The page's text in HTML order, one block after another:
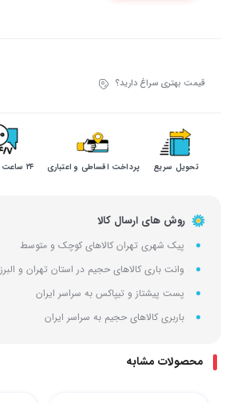
قیمت بهتری سراغ دارید؟
تحویل سریع پرداخت اقساطی و اعتباری ۲۴ ساعت ضمانت
روش های ارسال کالا
پیک شهری تهران کالاهای کوچک و متوسط
وانت باری کالاهای حجیم در استان تهران و البرز
پست پیشتاز و تیپاکس به سراسر ایران
باربری کالاهای حجیم به سراسر ایران
محصولات مشابه